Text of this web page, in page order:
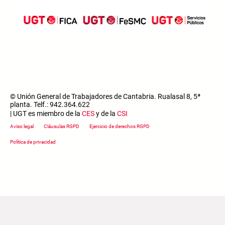
© Unión General de Trabajadores de Cantabria. Rualasal 8, 5ª
planta. Telf.: 942.364.622
| UGT es miembro de la CESy de la CSI
Footer menu
Aviso legal Cláusulas RGPD Ejercicio de derechos RGPD
Política de privacidad